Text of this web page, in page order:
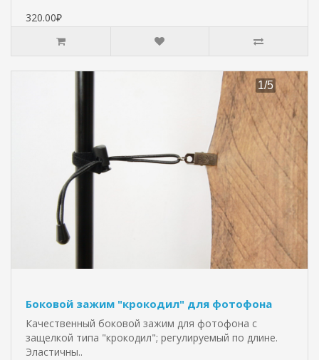
320.00₽
Боковой зажим "крокодил" для фотофона
Качественный боковой зажим для фотофона с
защелкой типа "крокодил"; регулируемый по длине.
Эластичны..